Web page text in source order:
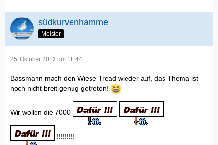
südkurvenhammel
Meister
25. Oktober 2013 um 18:44
Bassmann mach den Wiese Tread wieder auf, das Thema ist
noch nicht breit genug getreten!
Wir wollen die 7000
!!!!!!!!!